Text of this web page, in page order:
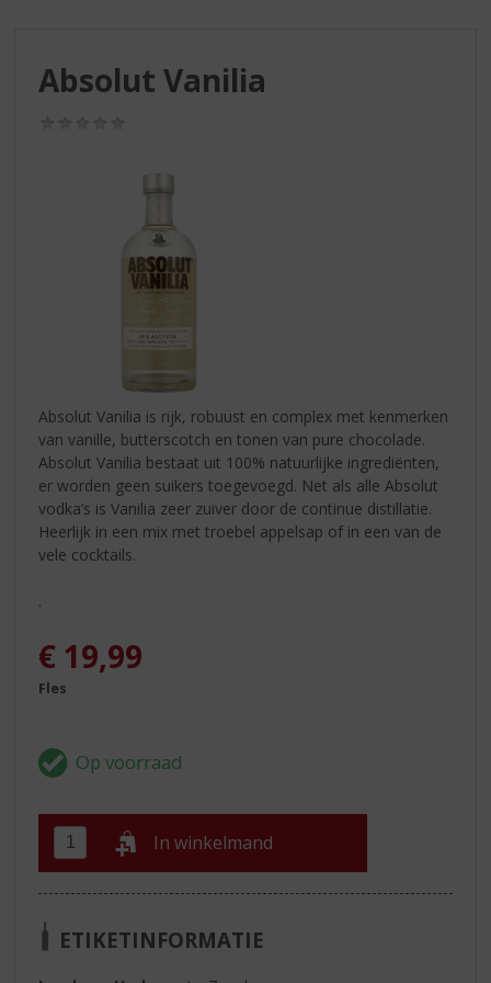
Absolut Vanilia
Absolut Vanilia is rijk, robuust en complex met kenmerken
van vanille, butterscotch en tonen van pure chocolade.
Absolut Vanilia bestaat uit 100% natuurlijke ingrediënten,
er worden geen suikers toegevoegd. Net als alle Absolut
vodka’s is Vanilia zeer zuiver door de continue distillatie.
Heerlijk in een mix met troebel appelsap of in een van de
vele cocktails.
.
€ 19,99
Fles
In winkelmand
ETIKETINFORMATIE